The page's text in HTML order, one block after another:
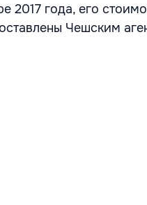
2017 года, его
Чешским